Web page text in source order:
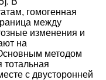
гомогенная
между
изменения и
на
методом
тотальная
с двусторонней